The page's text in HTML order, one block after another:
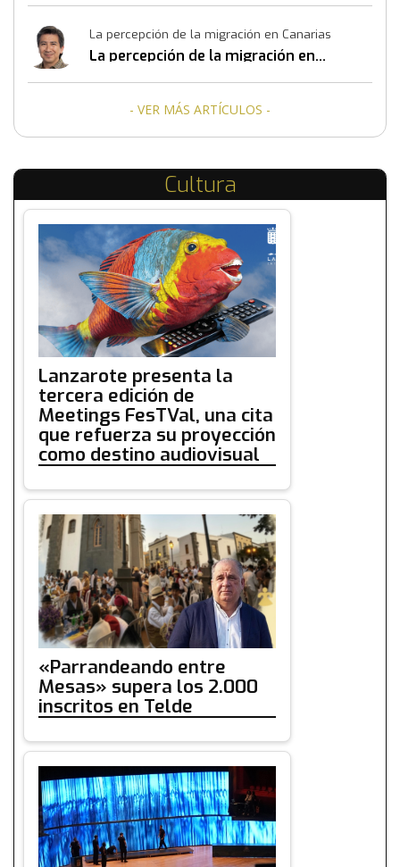
La percepción de la migración en Canarias
La percepción de la migración en
- VER MÁS ARTÍCULOS -
Cultura
Lanzarote presenta la
tercera edición de
Meetings FesTVal, una cita
que refuerza su proyección
como destino audiovisual
«Parrandeando entre
Mesas» supera los 2.000
inscritos en Telde